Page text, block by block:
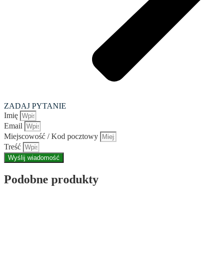
ZADAJ PYTANIE
Imię
Email
Miejscowość / Kod pocztowy
Treść
Wyślij wiadomość
Podobne produkty